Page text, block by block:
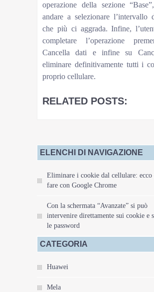
operazione della sezione
andare a selezionare l’intervallo
che più ci aggrada. Infine,
completare l’operazione
Cancella dati e infine su
eliminare definitivamente tutti i
proprio cellulare.
RELATED POSTS:
ELENCHI DI NAVIGAZIONE
Eliminare i cookie dal cellulare: ecco
fare con Google Chrome
Con la schermata “Avanzate” si può
intervenire direttamente sui cookie e
le password
CATEGORIA
Huawei
Mela